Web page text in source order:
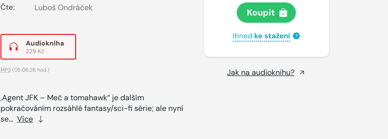
Čte: Luboš Ondráček
Audiokniha
229 Kč
MP3(05:06:26 hod.)
,Agent JFK – Meč a tomahawk“ je dalším
pokračováním rozsáhlé fantasy/sci-fi série; ale nyní
se... Více
Koupit
Ihned ke stažení ?
Jak na audioknihu?